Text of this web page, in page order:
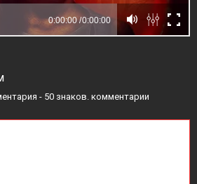
- 50 знаков. комментарии